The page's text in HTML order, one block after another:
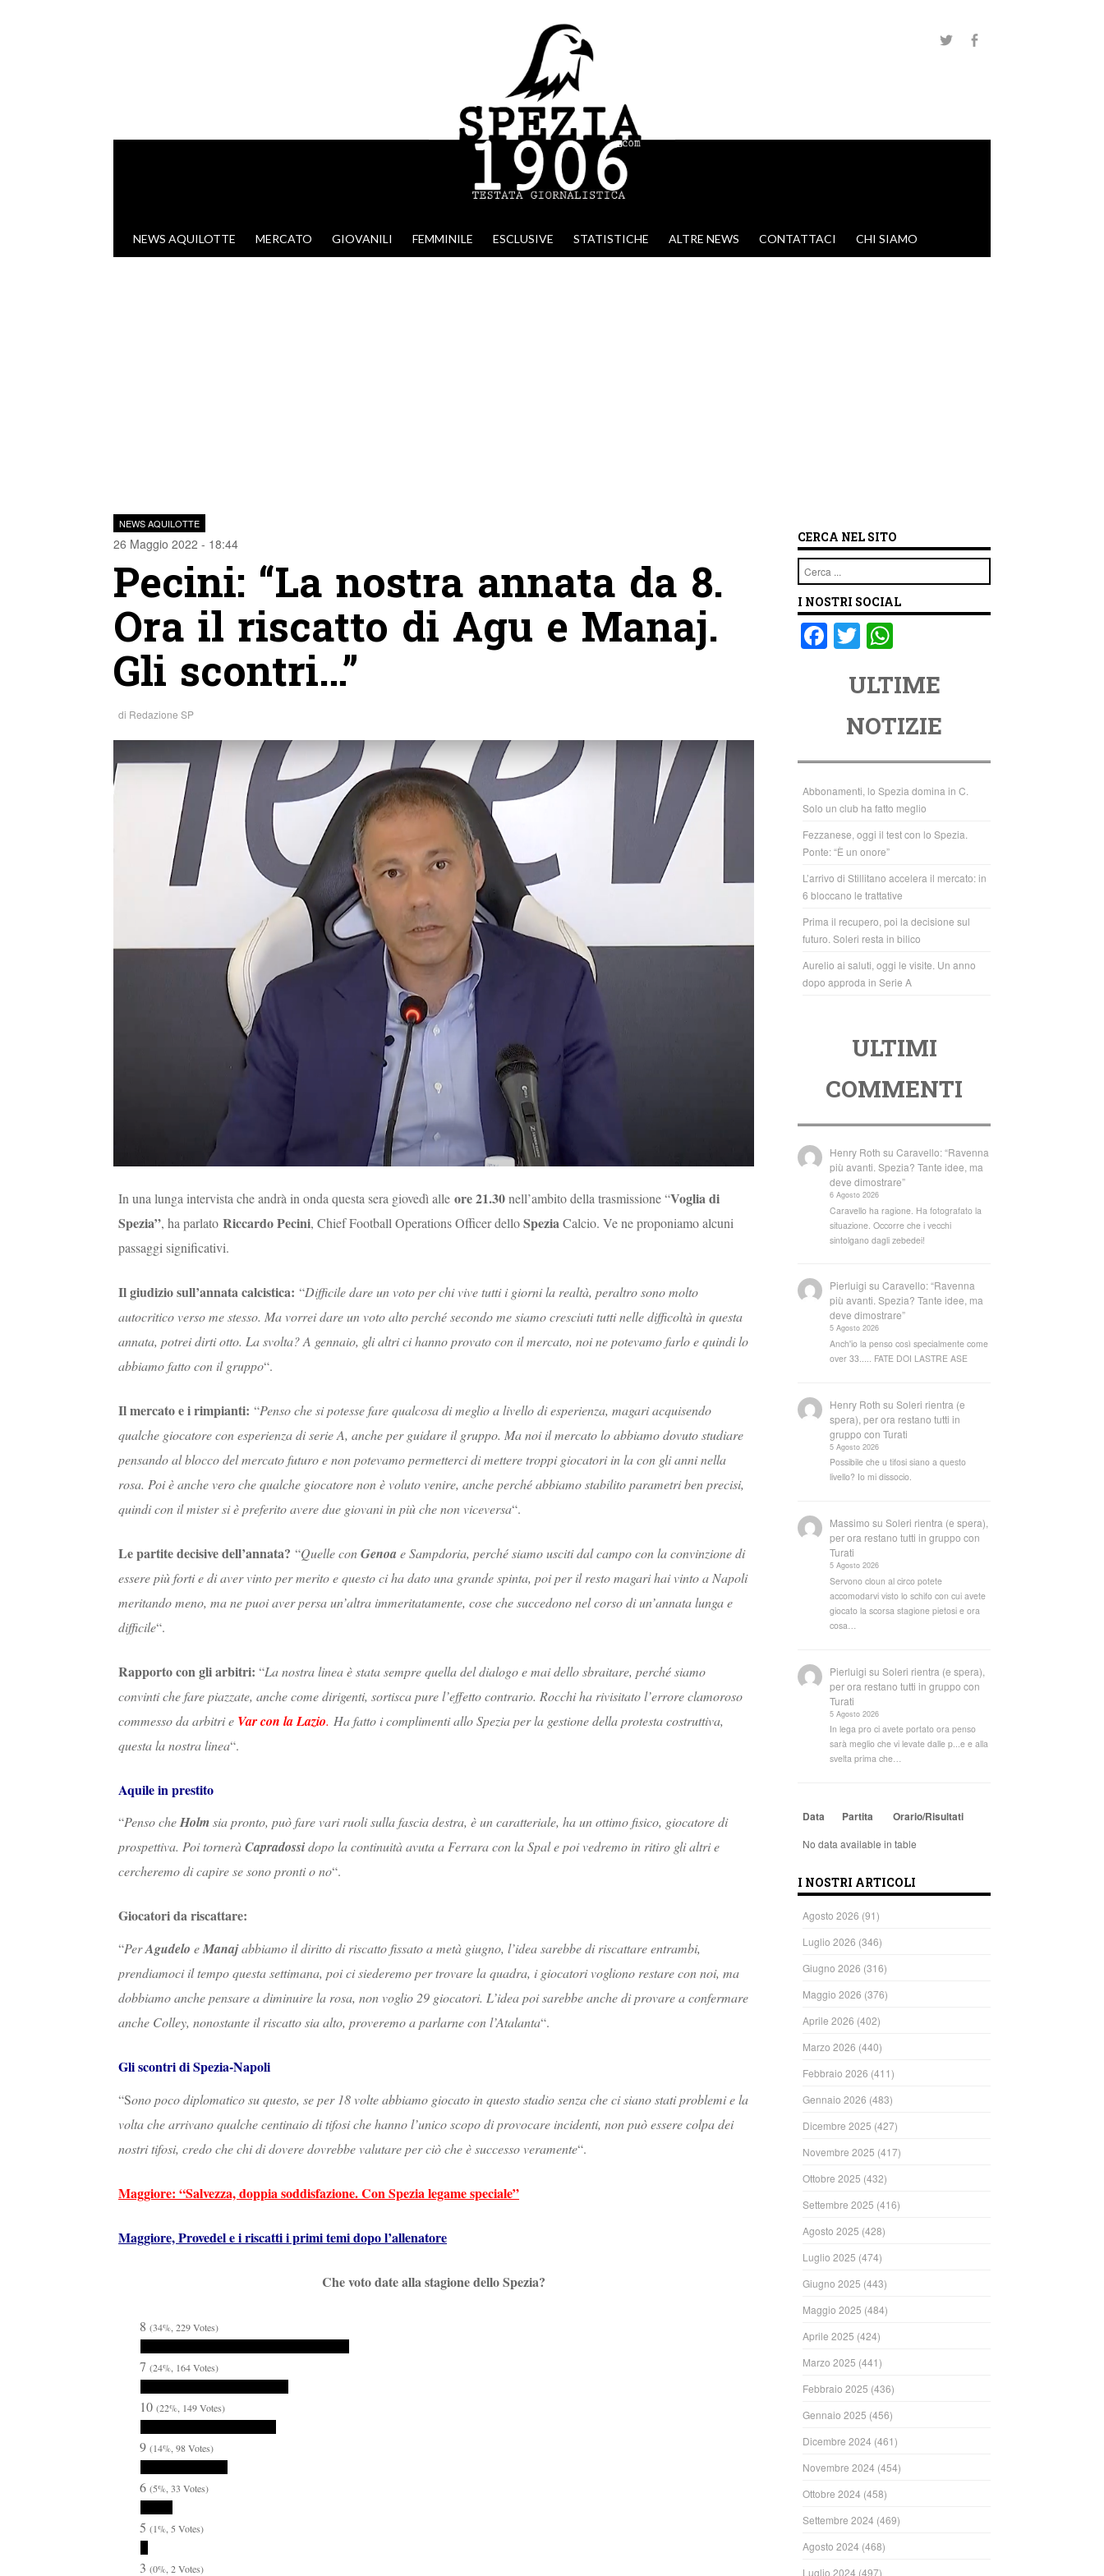
VAI AL CONTENUTO
NEWS AQUILOTTE MERCATO GIOVANILI FEMMINILE ESCLUSIVE STATISTICHE ALTRE NEWS CONTATTACI CHI SIAMO
NEWS AQUILOTTE
26 Maggio 2022 - 18:44
Pecini: “La nostra annata da 8.
Ora il riscatto di Agu e Manaj.
Gli scontri…”
di Redazione SP
In una lunga intervista che andrà in onda questa sera giovedì alle ore 21.30nell’ambito della trasmissione “Voglia di
Spezia”, ha parlato Riccardo Pecini, Chief Football Operations Officer delloSpeziaCalcio. Ve ne proponiamo alcuni
passaggi significativi.
Il giudizio sull’annata calcistica: “Difficile dare un voto per chi vive tutti i giorni la realtà, peraltro sono molto
autocritico verso me stesso. Ma vorrei dare un voto alto perché secondo me siamo cresciuti tutti nelle difficoltà in questa
annata, potrei dirti otto. La svolta? A gennaio, gli altri ci hanno provato con il mercato, noi ne potevamo farlo e quindi lo
abbiamo fatto con il gruppo“.
Il mercato e i rimpianti: “Penso che si potesse fare qualcosa di meglio a livello di esperienza, magari acquisendo
qualche giocatore con esperienza di serie A, anche per guidare il gruppo. Ma noi il mercato lo abbiamo dovuto studiare
pensando al blocco del mercato futuro e non potevamo permetterci di mettere troppi giocatori in la con gli anni nella
rosa. Poi è anche vero che qualche giocatore non è voluto venire, anche perché abbiamo stabilito parametri ben precisi,
quindi con il mister si è preferito avere due giovani in più che non viceversa“.
Le partite decisive dell’annata? “Quelle conGenoa e Sampdoria, perché siamo usciti dal campo con la convinzione di
essere più forti e di aver vinto per merito e questo ci ha dato una grande spinta, poi per il resto magari hai vinto a Napoli
meritando meno, ma ne puoi aver persa un’altra immeritatamente, cose che succedono nel corso di un’annata lunga e
difficile“.
Rapporto con gli arbitri: “La nostra linea è stata sempre quella del dialogo e mai dello sbraitare, perché siamo
convinti che fare piazzate, anche come dirigenti, sortisca pure l’effetto contrario. Rocchi ha rivisitato l’errore clamoroso
commesso da arbitri e Var con la Lazio. Ha fatto i complimenti allo Spezia per la gestione della protesta costruttiva,
questa la nostra linea“.
Aquile in prestito
“Penso cheHolmsia pronto, può fare vari ruoli sulla fascia destra, è un caratteriale, ha un ottimo fisico, giocatore di
prospettiva. Poi torneràCapradossidopo la continuità avuta a Ferrara con la Spal e poi vedremo in ritiro gli altri e
cercheremo di capire se sono pronti o no“.
Giocatori da riscattare:
“PerAgudelo eManajabbiamo il diritto di riscatto fissato a metà giugno, l’idea sarebbe di riscattare entrambi,
prendiamoci il tempo questa settimana, poi ci siederemo per trovare la quadra, i giocatori vogliono restare con noi, ma
dobbiamo anche pensare a diminuire la rosa, non voglio 29 giocatori. L’idea poi sarebbe anche di provare a confermare
anche Colley, nonostante il riscatto sia alto, proveremo a parlarne con l’Atalanta“.
Gli scontri di Spezia-Napoli
“Sono poco diplomatico su questo, se per 18 volte abbiamo giocato in questo stadio senza che ci siano stati problemi e la
volta che arrivano qualche centinaio di tifosi che hanno l’unico scopo di provocare incidenti, non può essere colpa dei
nostri tifosi, credo che chi di dovere dovrebbe valutare per ciò che è successo veramente“.
Maggiore: “Salvezza, doppia soddisfazione. Con Spezia legame speciale”
Maggiore, Provedel e i riscatti i primi temi dopo l’allenatore
Che voto date alla stagione dello Spezia?
8 (34%, 229 Votes)
7 (24%, 164 Votes)
10 (22%, 149 Votes)
9 (14%, 98 Votes)
6 (5%, 33 Votes)
5 (1%, 5 Votes)
3 (0%, 2 Votes)
CERCA NEL SITO
Cerca
I NOSTRI SOCIAL
F
o
o
k
T
tt
er
at
s
A
p
p
ULTIME
NOTIZIE
Abbonamenti, lo Spezia domina in C.
Solo un club ha fatto meglio
Fezzanese, oggi il test con lo Spezia.
Ponte: “È un onore”
L’arrivo di Stillitano accelera il mercato: in
6 bloccano le trattative
Prima il recupero, poi la decisione sul
futuro. Soleri resta in bilico
Aurelio ai saluti, oggi le visite. Un anno
dopo approda in Serie A
ULTIMI
COMMENTI
Henry Roth suCaravello: “Ravenna
più avanti. Spezia? Tante idee, ma
deve dimostrare”
6 Agosto 2026
Caravello ha ragione. Ha fotografato la
situazione. Occorre che i vecchi
sintolgano dagli zebedei!
Pierluigi suCaravello: “Ravenna
più avanti. Spezia? Tante idee, ma
deve dimostrare”
5 Agosto 2026
Anch'io la penso così specialmente come
over 33..... FATE DOI LASTRE ASE
Henry Roth suSoleri rientra (e
spera), per ora restano tutti in
gruppo con Turati
5 Agosto 2026
Possibile che u tifosi siano a questo
livello? Io mi dissocio.
Massimo suSoleri rientra (e spera),
per ora restano tutti in gruppo con
Turati
5 Agosto 2026
Servono cloun al circo potete
accomodarvi visto lo schifo con cui avete
giocato la scorsa stagione pietosi e ora
cosa…
Pierluigi suSoleri rientra (e spera),
per ora restano tutti in gruppo con
Turati
5 Agosto 2026
In lega pro ci avete portato ora penso
sarà meglio che vi levate dalle p...e e alla
svelta prima che…
Data Partita Orario/Risultati
No data available in table
I NOSTRI ARTICOLI
Agosto 2026 (91)
Luglio 2026 (346)
Giugno 2026 (316)
Maggio 2026 (376)
Aprile 2026 (402)
Marzo 2026 (440)
Febbraio 2026 (411)
Gennaio 2026 (483)
Dicembre 2025 (427)
Novembre 2025 (417)
Ottobre 2025 (432)
Settembre 2025 (416)
Agosto 2025 (428)
Luglio 2025 (474)
Giugno 2025 (443)
Maggio 2025 (484)
Aprile 2025 (424)
Marzo 2025 (441)
Febbraio 2025 (436)
Gennaio 2025 (456)
Dicembre 2024 (461)
Novembre 2024 (454)
Ottobre 2024 (458)
Settembre 2024 (469)
Agosto 2024 (468)
Luglio 2024 (497)